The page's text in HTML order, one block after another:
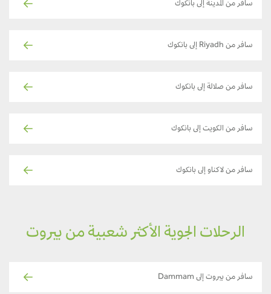
سافر من المدينة إلى بانكوك
سافر من Riyadh إلى بانكوك
سافر من صلالة إلى بانكوك
سافر من الكويت إلى بانكوك
سافر من لاكناو إلى بانكوك
الرحلات الجوية الأكثر شعبية من بيروت
سافر من بيروت إلى Dammam